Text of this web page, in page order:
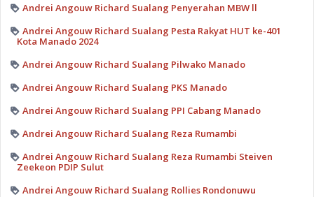
Andrei Angouw Richard Sualang Penyerahan MBW ll
Andrei Angouw Richard Sualang Pesta Rakyat HUT ke-401
Kota Manado 2024
Andrei Angouw Richard Sualang Pilwako Manado
Andrei Angouw Richard Sualang PKS Manado
Andrei Angouw Richard Sualang PPI Cabang Manado
Andrei Angouw Richard Sualang Reza Rumambi
Andrei Angouw Richard Sualang Reza Rumambi Steiven
Zeekeon PDIP Sulut
Andrei Angouw Richard Sualang Rollies Rondonuwu